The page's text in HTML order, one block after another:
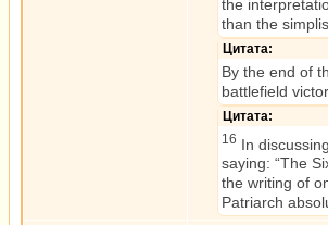
the
than the
Цитата:
By the end of
battlefield
Цитата:
16 In
saying: “The
the writing of
Patriarch